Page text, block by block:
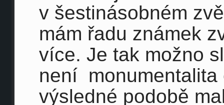
v šestinásobném
mám řadu známek
více. Je tak možno
není monumentalita
výsledné podobě